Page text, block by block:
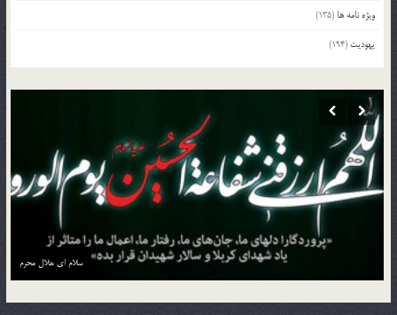
ویژه نامه ها (135)
یهودیت (194)
منزل به منزل با کاروان حسین بن علی علیه السلام